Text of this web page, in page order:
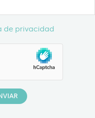
de privacidad